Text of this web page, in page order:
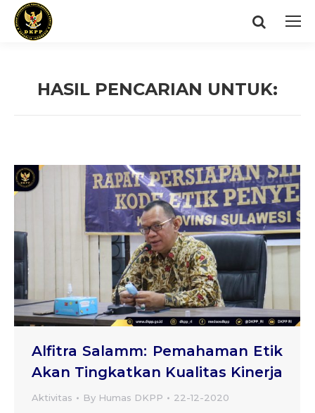
Search:
HASIL PENCARIAN UNTUK:
Alfitra Salamm: Pemahaman Etik
Akan Tingkatkan Kualitas Kinerja
Aktivitas By Humas DKPP 22-12-2020